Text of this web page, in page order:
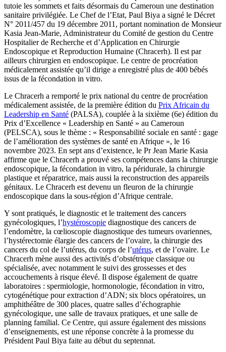
tutoie les sommets et faits désormais du Cameroun une destination
sanitaire privilégiée. Le Chef de l’Etat, Paul Biya a signé le Décret
N° 2011/457 du 19 décembre 2011, portant nomination de Monsieur
Kasia Jean-Marie, Administrateur du Comité de gestion du Centre
Hospitalier de Recherche et d’Application en Chirurgie
Endoscopique et Reproduction Humaine (Chracerh). Il est par
ailleurs chirurgien en endoscopique. Le centre de procréation
médicalement assistée qu’il dirige a enregistré plus de 400 bébés
issus de la fécondation in vitro.
Le Chracerh a remporté le prix national du centre de procréation
médicalement assistée, de la première édition du Prix Africain du
Leadership en Santé (PALSA), couplée à la sixième (6e) édition du
Prix d’Excellence « Leadership en Santé » au Cameroun
(PELSCA), sous le thème : « Responsabilité sociale en santé : gage
de l’amélioration des systèmes de santé en Afrique », le 16
novembre 2023. En sept ans d’existence, le Pr Jean Marie Kasia
affirme que le Chracerh a prouvé ses compétences dans la chirurgie
endoscopique, la fécondation in vitro, la péridurale, la chirurgie
plastique et réparatrice, mais aussi la reconstruction des appareils
génitaux. Le Chracerh est devenu un fleuron de la chirurgie
endoscopique dans la sous-région d’Afrique centrale.
Y sont pratiqués, le diagnostic et le traitement des cancers
gynécologiques, l’hystéroscopie diagnostique des cancers de
l’endomètre, la cœlioscopie diagnostique des tumeurs ovariennes,
l’hystérectomie élargie des cancers de l’ovaire, la chirurgie des
cancers du col de l’utérus, du corps de l’utérus, et de l’ovaire. Le
Chracerh mène aussi des activités d’obstétrique classique ou
spécialisée, avec notamment le suivi des grossesses et des
accouchements à risque élevé. Il dispose également de quatre
laboratoires : spermiologie, hormonologie, fécondation in vitro,
cytogénétique pour extraction d’ADN; six blocs opératoires, un
amphithéâtre de 300 places, quatre salles d’échographie
gynécologique, une salle de travaux pratiques, et une salle de
planning familial. Ce Centre, qui assure également des missions
d’enseignements, est une réponse concrète à la promesse du
Président Paul Biya faite au début du septennat.